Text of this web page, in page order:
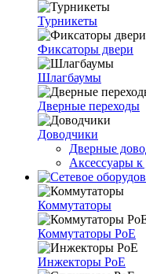
Турникеты
Фиксаторы двери
Шлагбаумы
Дверные переходы
Доводчики
Дверные
Аксессуары
Коммутаторы
Коммутаторы PoE
Инжекторы PoE